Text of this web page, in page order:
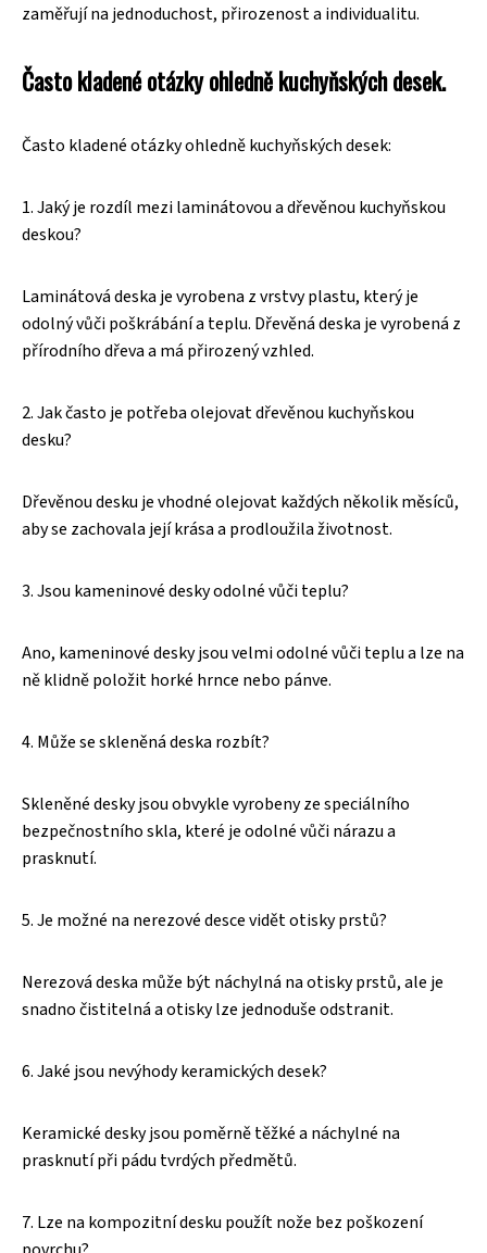
zaměřují na jednoduchost, přirozenost a individualitu.
Často kladené otázky ohledně kuchyňských desek.
Často kladené otázky ohledně kuchyňských desek:
1. Jaký je rozdíl mezi laminátovou a dřevěnou kuchyňskou
deskou?
Laminátová deska je vyrobena z vrstvy plastu, který je
odolný vůči poškrábání a teplu. Dřevěná deska je vyrobená z
přírodního dřeva a má přirozený vzhled.
2. Jak často je potřeba olejovat dřevěnou kuchyňskou
desku?
Dřevěnou desku je vhodné olejovat každých několik měsíců,
aby se zachovala její krása a prodloužila životnost.
3. Jsou kameninové desky odolné vůči teplu?
Ano, kameninové desky jsou velmi odolné vůči teplu a lze na
ně klidně položit horké hrnce nebo pánve.
4. Může se skleněná deska rozbít?
Skleněné desky jsou obvykle vyrobeny ze speciálního
bezpečnostního skla, které je odolné vůči nárazu a
prasknutí.
5. Je možné na nerezové desce vidět otisky prstů?
Nerezová deska může být náchylná na otisky prstů, ale je
snadno čistitelná a otisky lze jednoduše odstranit.
6. Jaké jsou nevýhody keramických desek?
Keramické desky jsou poměrně těžké a náchylné na
prasknutí při pádu tvrdých předmětů.
7. Lze na kompozitní desku použít nože bez poškození